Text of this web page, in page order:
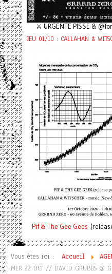
⚔️ URGENTE PISSE &
JEU 01/10 : CALLAHAN &
Pif& The Gee Gees
Vous êtes ici : Accueil
MER 22 OCT // DAVID GRUBBS @